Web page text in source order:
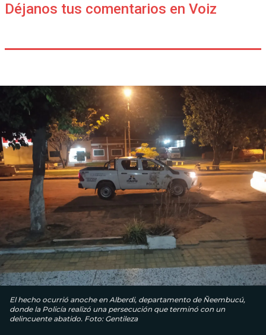
Déjanos tus comentarios en Voiz
El hecho ocurrió anoche en Alberdi, departamento de Ñeembucú,
donde la Policía realizó una persecución que terminó con un
delincuente abatido. Foto: Gentileza